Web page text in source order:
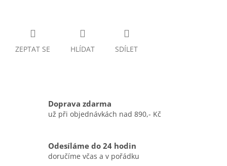
ZEPTAT SE HLÍDAT SDÍLET
Doprava zdarma
už při objednávkách nad 890,- Kč
Odesíláme do 24 hodin
doručíme včas a v pořádku